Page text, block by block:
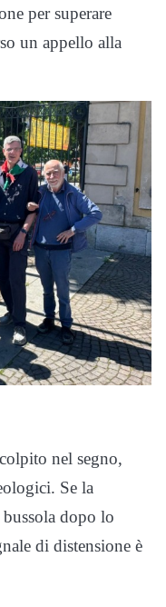
per superare
un appello alla
nel segno,
Se la
dopo lo
di distensione è